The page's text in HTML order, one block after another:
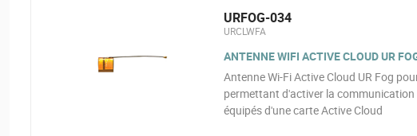
URFOG-034
URCLWFA
ANTENNE WIFI ACTIVE CLOUD UR
Antenne Wi-Fi Active Cloud UR Fog
permettant d'activer la communication
équipés d'une carte Active Cloud